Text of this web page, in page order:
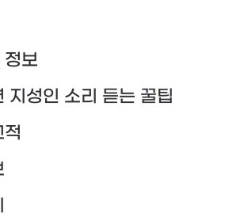
정보
지성인 소리 듣는 꿀팁